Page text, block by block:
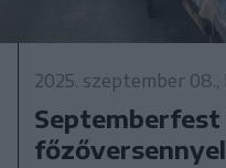
2025. szeptember
főzőversennyel